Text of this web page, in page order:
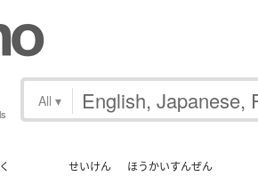
All ▾
せいけん ほうかいすんぜん